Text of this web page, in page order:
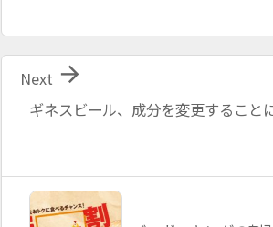
ギネスビール、成分を変更すること

Next